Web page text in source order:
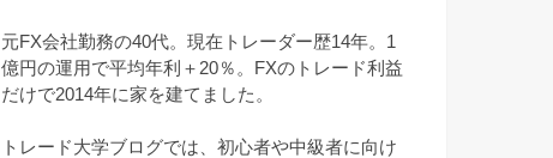
元FX会社勤務の40代。現在トレーダー歴14年。1
億円の運用で平均年利＋20％。FXのトレード利益
だけで2014年に家を建てました。
トレード大学ブログでは、初心者や中級者に向け